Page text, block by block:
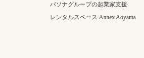
パソナグループの起業家支援
レンタルスペース Annex Aoyama